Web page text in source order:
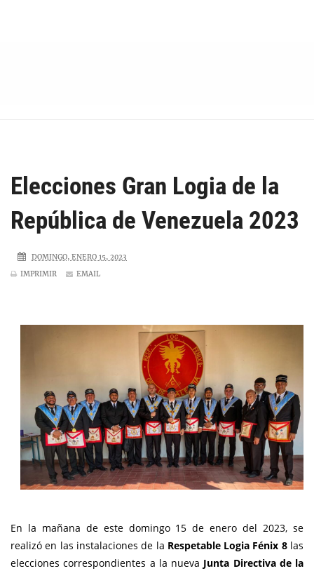
Elecciones Gran Logia de la
República de Venezuela 2023
DOMINGO, ENERO 15, 2023
IMPRIMIR
EMAIL
En la mañana de este domingo 15 de enero del 2023, se
realizó en las instalaciones de la Respetable Logia Fénix 8las
elecciones correspondientes a la nueva Junta Directiva de la